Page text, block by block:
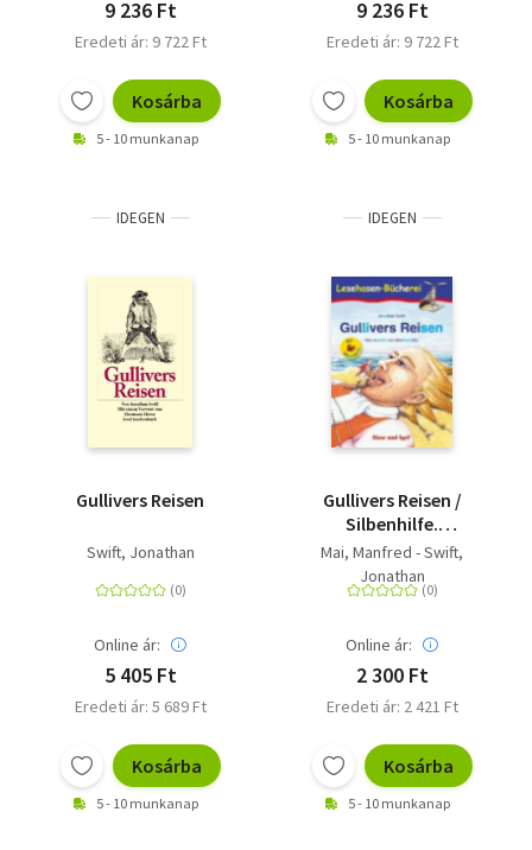
9 236 Ft
Eredeti ár: 9 722 Ft
Kosárba
5 - 10 munkanap
9 236 Ft
Eredeti ár: 9 722 Ft
Kosárba
5 - 10 munkanap
IDEGEN
Gullivers Reisen
Swift, Jonathan
Online ár:
5 405 Ft
Eredeti ár: 5 689 Ft
Kosárba
5 - 10 munkanap
IDEGEN
Gullivers Reisen /
Silbenhilfe.
Schulausgabe -
Schulausgabe
Mai, Manfred - Swift,
Jonathan
Online ár:
2 300 Ft
Eredeti ár: 2 421 Ft
Kosárba
5 - 10 munkanap